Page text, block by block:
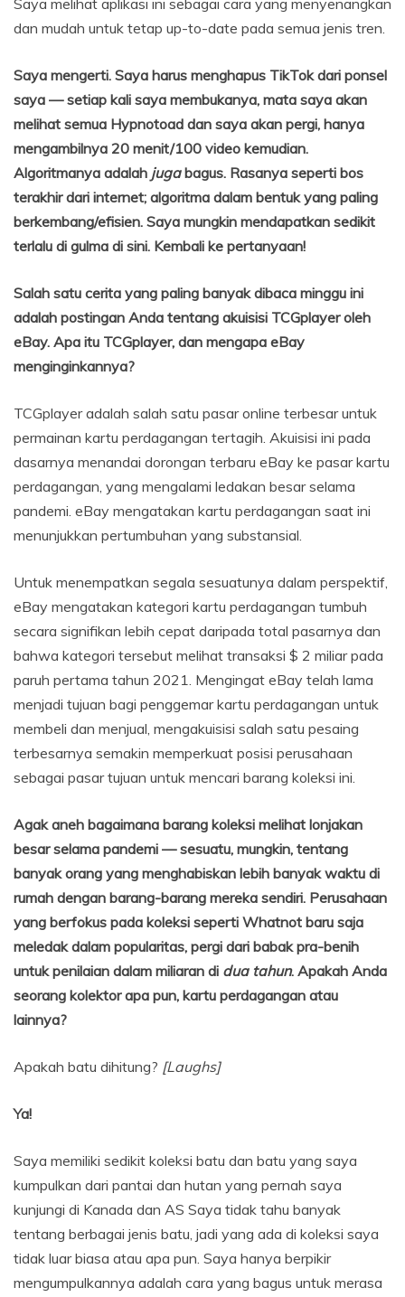
Saya melihat aplikasi ini sebagai cara yang menyenangkan
dan mudah untuk tetap up-to-date pada semua jenis tren.
Saya mengerti. Saya harus menghapus TikTok dari ponsel
saya — setiap kali saya membukanya, mata saya akan
melihat semua Hypnotoad dan saya akan pergi, hanya
mengambilnya 20 menit/100 video kemudian.
Algoritmanya adalah jugabagus. Rasanya seperti bos
terakhir dari internet; algoritma dalam bentuk yang paling
berkembang/efisien. Saya mungkin mendapatkan sedikit
terlalu di gulma di sini. Kembali ke pertanyaan!
Salah satu cerita yang paling banyak dibaca minggu ini
adalah postingan Anda tentang akuisisi TCGplayer oleh
eBay. Apa itu TCGplayer, dan mengapa eBay
menginginkannya?
TCGplayer adalah salah satu pasar online terbesar untuk
permainan kartu perdagangan tertagih. Akuisisi ini pada
dasarnya menandai dorongan terbaru eBay ke pasar kartu
perdagangan, yang mengalami ledakan besar selama
pandemi. eBay mengatakan kartu perdagangan saat ini
menunjukkan pertumbuhan yang substansial.
Untuk menempatkan segala sesuatunya dalam perspektif,
eBay mengatakan kategori kartu perdagangan tumbuh
secara signifikan lebih cepat daripada total pasarnya dan
bahwa kategori tersebut melihat transaksi $ 2 miliar pada
paruh pertama tahun 2021. Mengingat eBay telah lama
menjadi tujuan bagi penggemar kartu perdagangan untuk
membeli dan menjual, mengakuisisi salah satu pesaing
terbesarnya semakin memperkuat posisi perusahaan
sebagai pasar tujuan untuk mencari barang koleksi ini.
Agak aneh bagaimana barang koleksi melihat lonjakan
besar selama pandemi — sesuatu, mungkin, tentang
banyak orang yang menghabiskan lebih banyak waktu di
rumah dengan barang-barang mereka sendiri. Perusahaan
yang berfokus pada koleksi seperti Whatnot baru saja
meledak dalam popularitas, pergi dari babak pra-benih
untuk penilaian dalam miliaran di dua tahun. Apakah Anda
seorang kolektor apa pun, kartu perdagangan atau
lainnya?
Apakah batu dihitung? [Laughs]
Ya!
Saya memiliki sedikit koleksi batu dan batu yang saya
kumpulkan dari pantai dan hutan yang pernah saya
kunjungi di Kanada dan AS Saya tidak tahu banyak
tentang berbagai jenis batu, jadi yang ada di koleksi saya
tidak luar biasa atau apa pun. Saya hanya berpikir
mengumpulkannya adalah cara yang bagus untuk merasa